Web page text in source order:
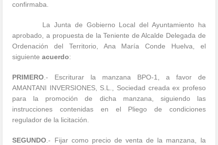
confirmaba.
La Junta de Gobierno Local del Ayuntamiento ha
aprobado, a propuesta de la Teniente de Alcalde Delegada de
Ordenación del Territorio, Ana María Conde Huelva, el
siguienteacuerdo:
PRIMERO .- Escriturar la manzana BPO-1, a favor de
AMANTANI INVERSIONES, S.L., Sociedad creada ex profeso
para la promoción de dicha manzana, siguiendo las
instrucciones contenidas en el Pliego de condiciones
regulador de la licitación.
SEGUNDO .- Fijar como precio de venta de la manzana, la